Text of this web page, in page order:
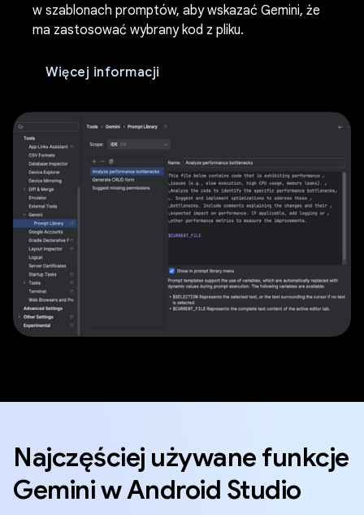
w szablonach promptów, aby wskazać Gemini, że
ma zastosować wybrany kod z pliku.
Więcej informacji
Najczęściej używane funkcje
Gemini w Android Studio